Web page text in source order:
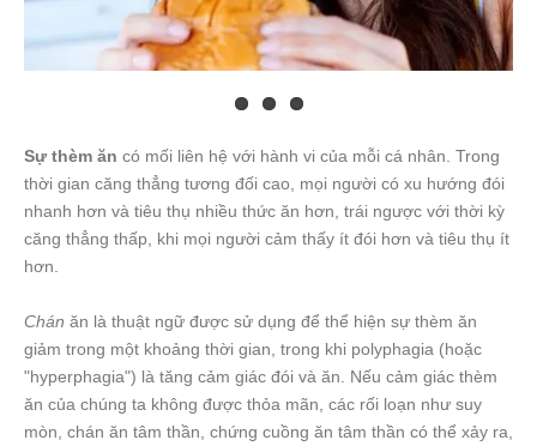
Sự thèm ăn có mối liên hệ với hành vi của mỗi cá nhân. Trong
thời gian căng thẳng tương đối cao, mọi người có xu hướng đói
nhanh hơn và tiêu thụ nhiều thức ăn hơn, trái ngược với thời kỳ
căng thẳng thấp, khi mọi người cảm thấy ít đói hơn và tiêu thụ ít
hơn.
Chán ăn là thuật ngữ được sử dụng để thể hiện sự thèm ăn
giảm trong một khoảng thời gian, trong khi polyphagia (hoặc
"hyperphagia") là tăng cảm giác đói và ăn. Nếu cảm giác thèm
ăn của chúng ta không được thỏa mãn, các rối loạn như suy
mòn, chán ăn tâm thần, chứng cuồng ăn tâm thần có thể xảy ra,